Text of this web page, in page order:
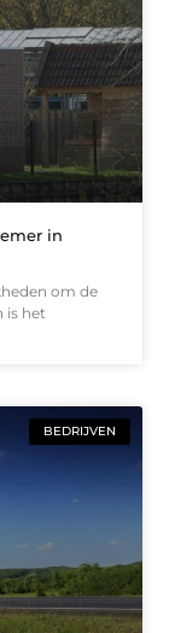
in
om de
is het
BEDRIJVEN